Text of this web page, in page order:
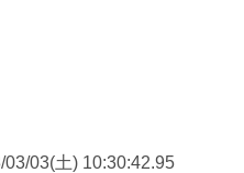
03/03(土) 10:30:42.95